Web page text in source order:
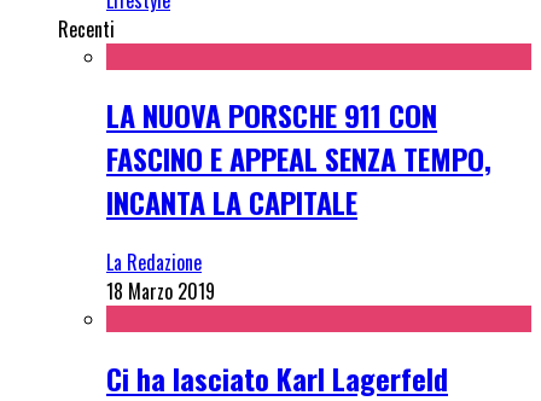
Recenti
LA NUOVA PORSCHE 911 CON
FASCINO E APPEAL SENZA TEMPO,
INCANTA LA CAPITALE
La Redazione
18 Marzo 2019
Ci ha lasciato Karl Lagerfeld